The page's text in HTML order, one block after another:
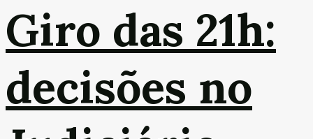
Giro das 21h:
decisões no